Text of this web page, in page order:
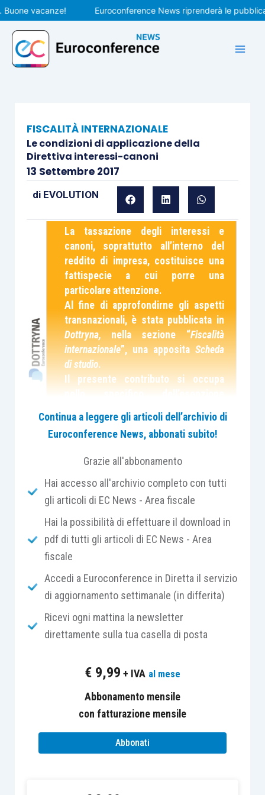
Vai
al
contenuto
vacanze! Euroconference News riprenderà le
FISCALITÀ INTERNAZIONALE
Le condizioni di applicazione della
Direttiva interessi-canoni
13 Settembre 2017
di EVOLUTION
La tassazione degli interessi e
canoni, soprattutto all’interno del
reddito di impresa, costituisce una
fattispecie a cui porre una
particolare attenzione.
Al fine di approfondirne gli aspetti
transnazionali, è stata pubblicata in
Dottryna, nella sezione “Fiscalità
internazionale”, una apposita Scheda
di studio.
Il presente contributo si occupa
del 3 giugno 2003 applicabile ai
pagamenti di interessi e di canoni fra
diversi.
articolo 26-quaterdel D.P.R. 600/1973
introdotto dal D.Lgs. 143/2005 (in recepimento
delladirettiva 2003/49/CE del 3 giugno 2003
direttiva “Interessi-Canoni
dalle imposte sugli interessi e sui canoni
corrisposti nei confronti di soggetti residenti in
Condizioni previste per esenzione
Ai fini dell’esenzione, lesocietà beneficiarie
società le cui organizzazioni sono beneficiarie):
Continua a leggere gli articoli dell’archivio di
Euroconference News, abbonati subito!
Grazie all'abbonamento
Hai accesso all'archivio completo con tutti
gli articoli di EC News - Area fiscale
Hai la possibilità di effettuare il download in
pdf di tutti gli articoli di EC News - Area
fiscale
Accedi a Euroconference in Diretta il servizio
di aggiornamento settimanale (in differita)
Ricevi ogni mattina la newsletter
direttamente sulla tua casella di posta
€ 9,99 + IVA al mese
Abbonamento mensile
con fatturazione mensile
Abbonati